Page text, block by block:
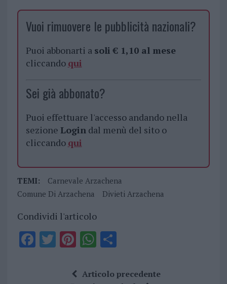
Vuoi rimuovere le pubblicità nazionali?
Puoi abbonarti a soli € 1,10 al mese
cliccando qui
Sei già abbonato?
Puoi effettuare l'accesso andando nella
sezione Logindal menù del sito o
cliccando qui
TEMI:
Carnevale Arzachena
Comune Di Arzachena
Divieti Arzachena
Condividi l'articolo
F T Pi
te
W
at
S
a
Articolo precedente